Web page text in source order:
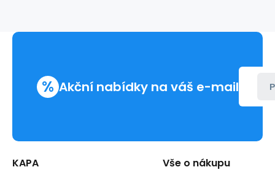
% Akční nabídky na váš e-mail
KAPA Vše o nákupu